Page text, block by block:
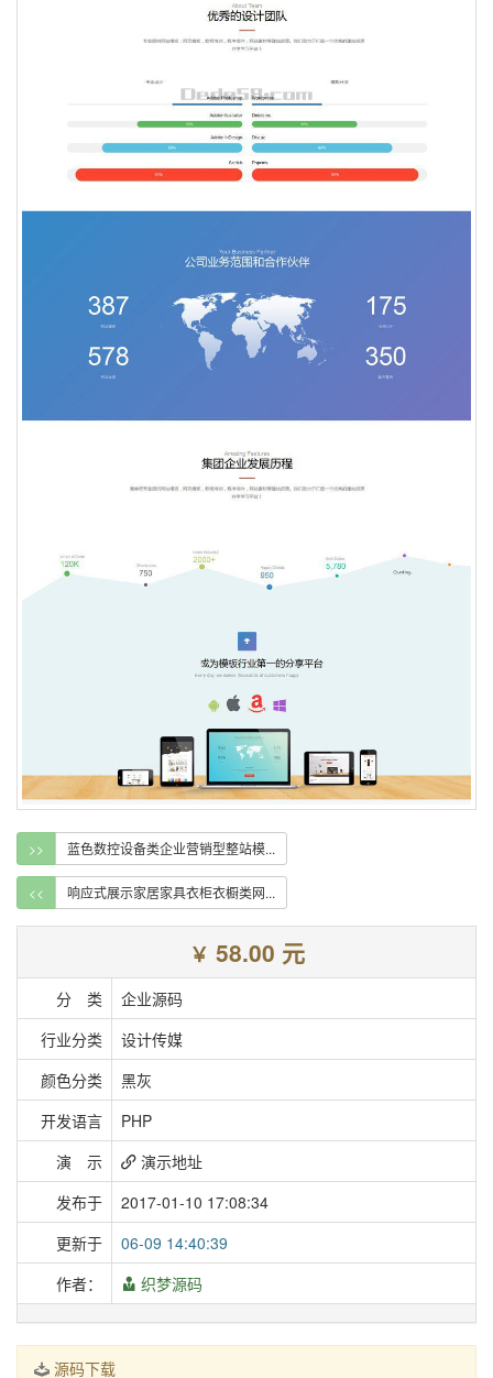
>> 蓝色数控设备类企业营销型整站模...
<< 响应式展示家居家具衣柜衣橱类网...
￥ 58.00 元
分 类
企业源码
行业分类
设计传媒
颜色分类
黑灰
开发语言
PHP
演 示
演示地址
发布于
2017-01-10 17:08:34
更新于
06-09 14:40:39
作者：
织梦源码
源码下载